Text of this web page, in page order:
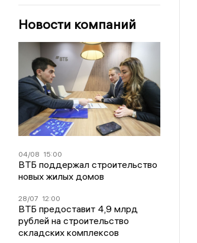
Новости компаний
04/08 15:00
ВТБ поддержал строительство
новых жилых домов
28/07 12:00
ВТБ предоставит 4,9 млрд
рублей на строительство
складских комплексов